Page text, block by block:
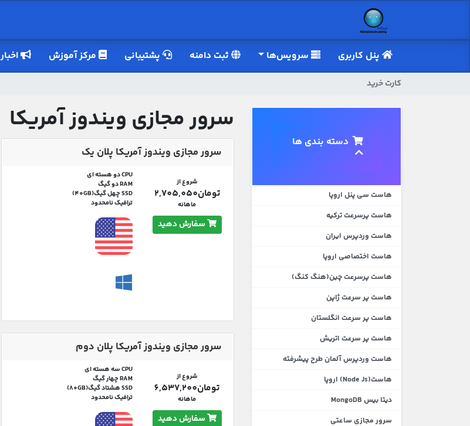
پنل کاربری سرویس‌ها ثبت دامنه پشتیبانی مرکز آموزش اخبار
کارت خرید
دسته بندی ها
هاست سی پنل اروپا
هاست پرسرعت ترکیه
هاست وردپرس ایران
هاست اختصاصی اروپا
هاست پرسرعت چین(هنگ کنگ)
هاست پر سرعت ژاپن
هاست پر سرعت انگلستان
هاست پر سرعت اتریش
هاست وردپرس آلمان طرح پیشرفته
هاست(Node Js) اروپا
دیتا بیس MongoDB
سرور مجازی ساعتی
سرور مجازی ویندوز آمریکا
سرور مجازی ویندوز آمریکا پلان یک
CPU دو هسته ای
RAM دو گیگ
SSD چهل گیگ(40GB)
ترافیک نامحدود
شروع از
تومان2,705,050
ماهانه
سفارش دهید
سرور مجازی ویندوز آمریکا پلان دوم
CPU سه هسته ای
RAM چهار گیگ
SSD هشتاد گیگ(80GB)
ترافیک نامحدود
شروع از
تومان6,537,200
ماهانه
سفارش دهید